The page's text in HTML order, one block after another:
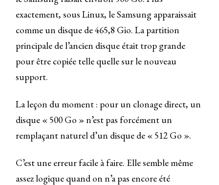
exactement, sous Linux, le Samsung apparaissait
comme un disque de 465,8 Gio. La partition
principale de l’ancien disque était trop grande
pour être copiée telle quelle sur le nouveau
support.
La leçon du moment : pour un clonage direct, un
disque « 500 Go » n’est pas forcément un
remplaçant naturel d’un disque de « 512 Go ».
C’est une erreur facile à faire. Elle semble même
assez logique quand on n’a pas encore été